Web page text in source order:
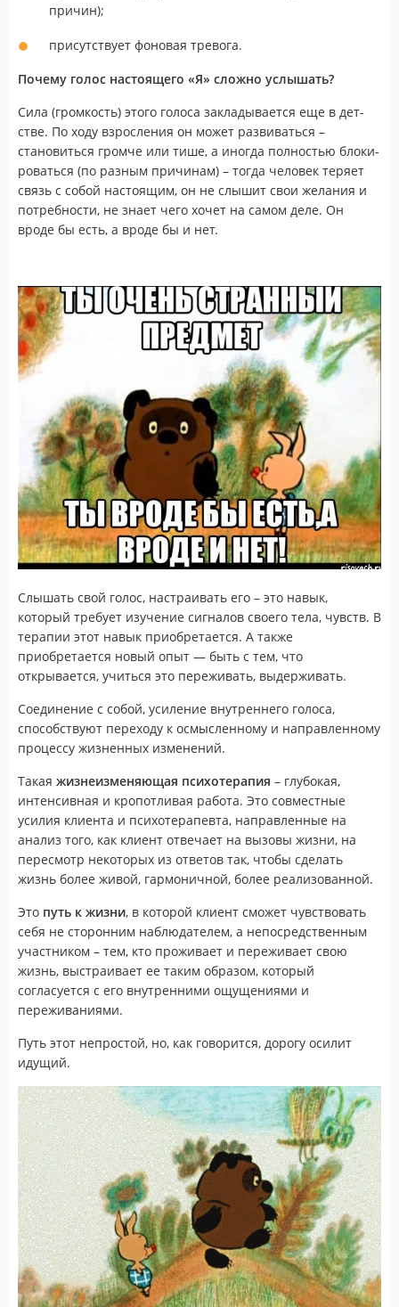
причин);
присутствует фоновая тревога.
Почему голос настоящего «Я» сложно услышать?
Сила (громкость) этого голоса закладывается еще в дет­
стве. По ходу взрос­ле­ния он мо­жет раз­ви­вать­ся –
становиться громче или тише, а иногда полностью бло­ки­
ро­вать­ся (по разным причинам) – тогда человек теряет
связь с собой настоящим, он не слышит свои желания и
потребности, не знает чего хочет на самом деле. Он
вроде бы есть, а вроде бы и нет.
Слышать свой голос, настраивать его – это навык,
который требует изу­че­ние сиг­на­лов сво­е­го тела, чувств. В
терапии этот навык приобретается. А также
приобретается новый опыт — быть с тем, что
открывается, учиться это переживать, выдерживать.
Соединение с собой, усиление внутреннего голоса,
способствуют переходу к осмысленному и направленному
процессу жизненных изменений.
Такая жизнеизменяющая психотерапия – глубокая,
интенсивная и кропотливая работа. Это совместные
усилия клиента и психотерапевта, направленные на
анализ того, как клиент отвечает на вызовы жизни, на
пересмотр некоторых из ответов так, чтобы сделать
жизнь более живой, гармоничной, более реализованной.
Это путь к жизни, в которой клиент сможет чувствовать
себя не сторонним наблюдателем, а непосредственным
участником – тем, кто проживает и переживает свою
жизнь, выстраивает ее таким образом, который
согласуется с его внутренними ощущениями и
переживаниями.
Путь этот непростой, но, как говорится, дорогу осилит
идущий.